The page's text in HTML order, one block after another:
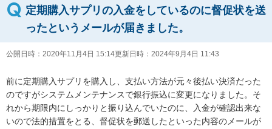
定期購入サプリの入金をしているのに督促状を送
ったというメールが届きました。
公開日時： 2020年11月4日 15:14更新日時： 2024年9月4日 11:43
前に定期購入サプリを購入し、支払い方法が元々後払い決済だった
のですがシステムメンテナンスで銀行振込に変更になりました。そ
れから期限内にしっかりと振り込んでいたのに、入金が確認出来な
いので法的措置をとる、督促状を郵送したといった内容のメールが